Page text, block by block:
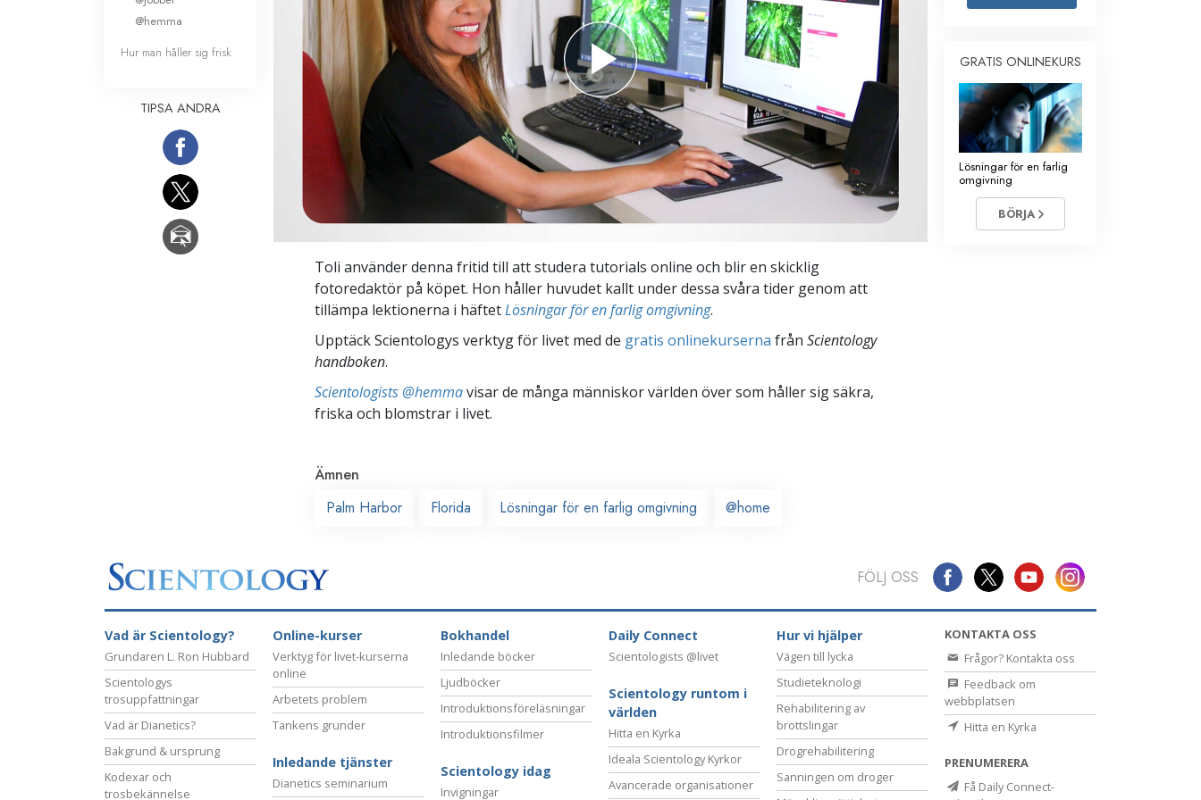
Verktyg för arbetslivet
Etik och tillstånden
Orsaken till undertryckande
Undersökningar
Organiseringens grunder
Grunderna i public relations
Toli använder denna fritid till att studera tutorials online och blir en skicklig
fotoredaktör på köpet. Hon håller huvudet kallt under dessa svåra tider genom att
tillämpa lektionerna i häftetLösningar för en farlig omgivning.
Upptäck Scientologys verktyg för livet med de gratis onlinekurserna från Scientology
handboken.
Scientologists @hemmavisar de många människor världen över som håller sig säkra,
friska och blomstrar i livet.
Ämnen
Palm Harbor
Florida Lösningar för en farlig omgivning @home
@hemma
Hur man håller sig frisk
TIPSA ANDRA
GRATIS ONLINEKURS
Lösningar för en farlig
omgivning
BÖRJA
FÖLJ OSS
Vad är Scientology?
Grundaren L. Ron Hubbard
Scientologys
trosuppfattningar
Vad är Dianetics?
Bakgrund & ursprung
Kodexar och
trosbekännelse
Online-kurser
Verktyg för livet-kurserna
online
Arbetets problem
Tankens grunder
Inledande tjänster
Dianetics seminarium
Bokhandel
Inledande böcker
Ljudböcker
Introduktionsföreläsningar
Introduktionsfilmer
Scientology idag
Invigningar
Daily Connect
Scientologists @livet
Scientology runtom i
världen
Hitta en Kyrka
Ideala Scientology Kyrkor
Avancerade organisationer
Hur vi hjälper
Vägen till lycka
Studieteknologi
Rehabilitering av
brottslingar
Drogrehabilitering
Sanningen om droger
KONTAKTA OSS
Frågor? Kontakta oss
Feedback om
webbplatsen
Hitta en Kyrka
PRENUMERERA
Få Daily Connect-